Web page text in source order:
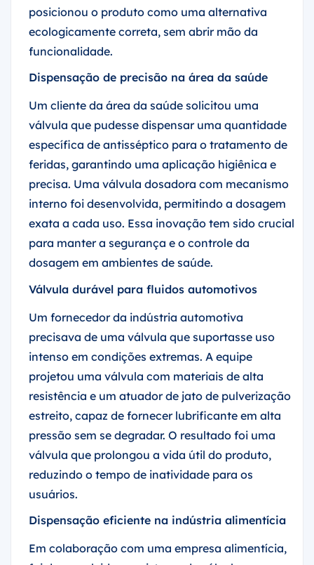
posicionou o produto como uma alternativa
ecologicamente correta, sem abrir mão da
funcionalidade.
Dispensação de precisão na área da saúde
Um cliente da área da saúde solicitou uma
válvula que pudesse dispensar uma quantidade
específica de antisséptico para o tratamento de
feridas, garantindo uma aplicação higiênica e
precisa. Uma válvula dosadora com mecanismo
interno foi desenvolvida, permitindo a dosagem
exata a cada uso. Essa inovação tem sido crucial
para manter a segurança e o controle da
dosagem em ambientes de saúde.
Válvula durável para fluidos automotivos
Um fornecedor da indústria automotiva
precisava de uma válvula que suportasse uso
intenso em condições extremas. A equipe
projetou uma válvula com materiais de alta
resistência e um atuador de jato de pulverização
estreito, capaz de fornecer lubrificante em alta
pressão sem se degradar. O resultado foi uma
válvula que prolongou a vida útil do produto,
reduzindo o tempo de inatividade para os
usuários.
Dispensação eficiente na indústria alimentícia
Em colaboração com uma empresa alimentícia,